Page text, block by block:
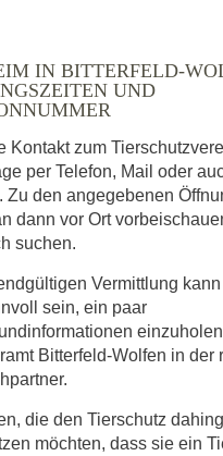
IN BITTERFELD-
UND
Kontakt zum
per Telefon, Mail oder
Zu den angegebenen
dann vor Ort
suchen.
Vermittlung
sein, ein paar
Bitterfeld-Wolfen in der
die den Tierschutz
möchten, dass sie ein